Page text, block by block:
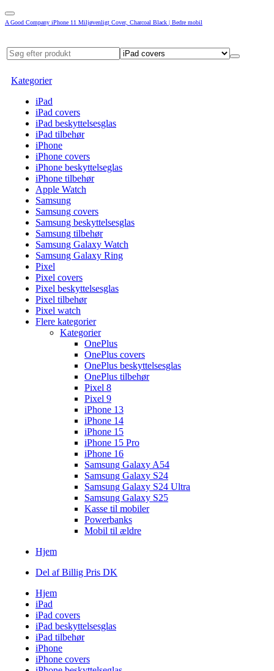
A Good Company iPhone 11 Miljøvenligt Cover, Charcoal Black | Bedre mobil
Kategorier
iPad
iPad covers
iPad beskyttelsesglas
iPad tilbehør
iPhone
iPhone covers
iPhone beskyttelseglas
iPhone tilbehør
Apple Watch
Samsung
Samsung covers
Samsung beskyttelsesglas
Samsung tilbehør
Samsung Galaxy Watch
Samsung Galaxy Ring
Pixel
Pixel covers
Pixel beskyttelsesglas
Pixel tilbehør
Pixel watch
Flere kategorier
Kategorier
OnePlus
OnePlus covers
OnePlus beskyttelsesglas
OnePlus tilbehør
Pixel 8
Pixel 9
iPhone 13
iPhone 14
iPhone 15
iPhone 15 Pro
iPhone 16
Samsung Galaxy A54
Samsung Galaxy S24
Samsung Galaxy S24 Ultra
Samsung Galaxy S25
Kasse til mobiler
Powerbanks
Mobil til ældre
Hjem
Del af Billig Pris DK
Hjem
iPad
iPad covers
iPad beskyttelsesglas
iPad tilbehør
iPhone
iPhone covers